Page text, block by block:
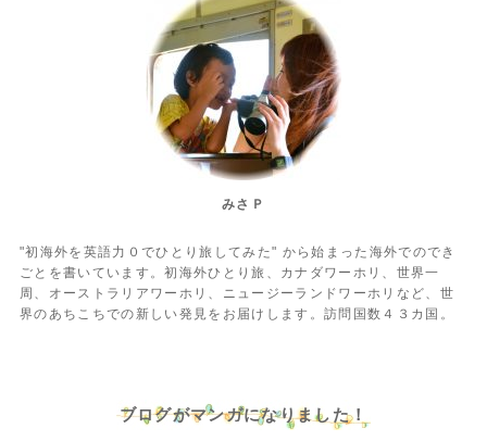
みさＰ
"初海外を英語力０でひとり旅してみた" から始まった海外でのでき
ごとを書いています。初海外ひとり旅、カナダワーホリ、世界一
周、オーストラリアワーホリ、ニュージーランドワーホリなど、世
界のあちこちでの新しい発見をお届けします。訪問国数４３カ国。
ブログがマンガになりました！